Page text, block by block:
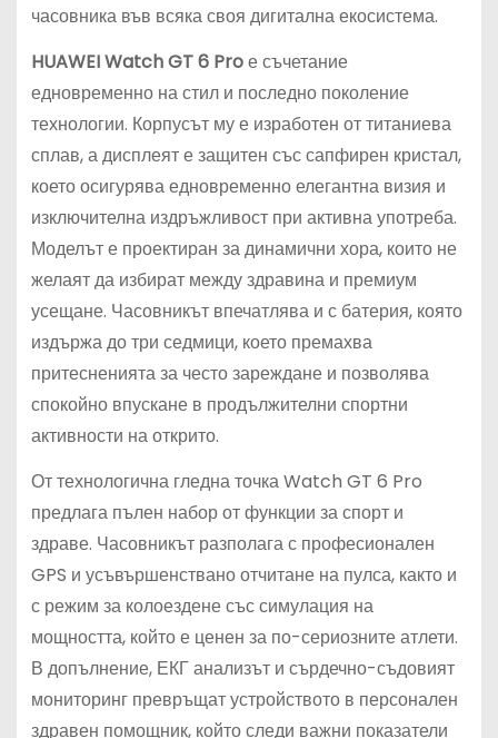
часовника във всяка своя дигитална екосистема.
HUAWEI Watch GT 6 Proе съчетание
едновременно на стил и последно поколение
технологии. Корпусът му е изработен от титаниева
сплав, а дисплеят е защитен със сапфирен кристал,
което осигурява едновременно елегантна визия и
изключителна издръжливост при активна употреба.
Моделът е проектиран за динамични хора, които не
желаят да избират между здравина и премиум
усещане. Часовникът впечатлява и с батерия, която
издържа до три седмици, което премахва
притесненията за често зареждане и позволява
спокойно впускане в продължителни спортни
активности на открито.
От технологична гледна точка Watch GT 6 Pro
предлага пълен набор от функции за спорт и
здраве. Часовникът разполага с професионален
GPS и усъвършенствано отчитане на пулса, както и
с режим за колоездене със симулация на
мощността, който е ценен за по-сериозните атлети.
В допълнение, ЕКГ анализът и сърдечно-съдовият
мониторинг превръщат устройството в персонален
здравен помощник, който следи важни показатели